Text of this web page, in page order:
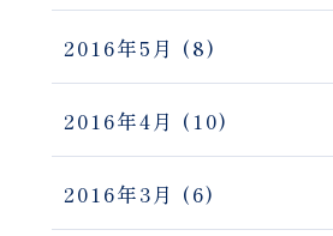
2016年5月 (8)
2016年4月 (10)
2016年3月 (6)